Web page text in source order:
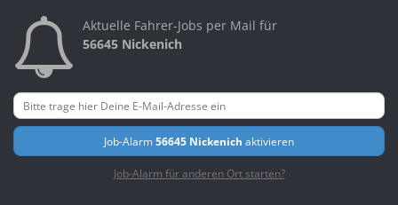
Aktuelle Fahrer-Jobs per Mail für
56645 Nickenich
Job-Alarm56645 Nickenich aktivieren
Job-Alarm für anderen Ort starten?